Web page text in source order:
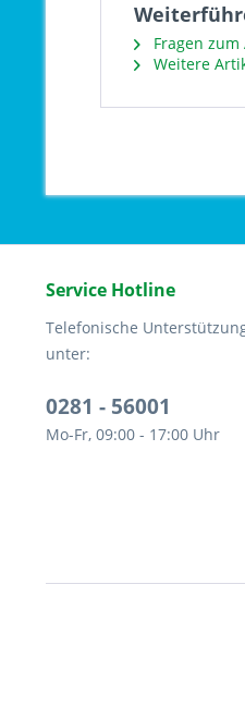
Fragen zum
Weitere
Service Hotline
Telefonische
unter:
0281 - 56001
Mo-Fr, 09:00 - 17:00 Uhr